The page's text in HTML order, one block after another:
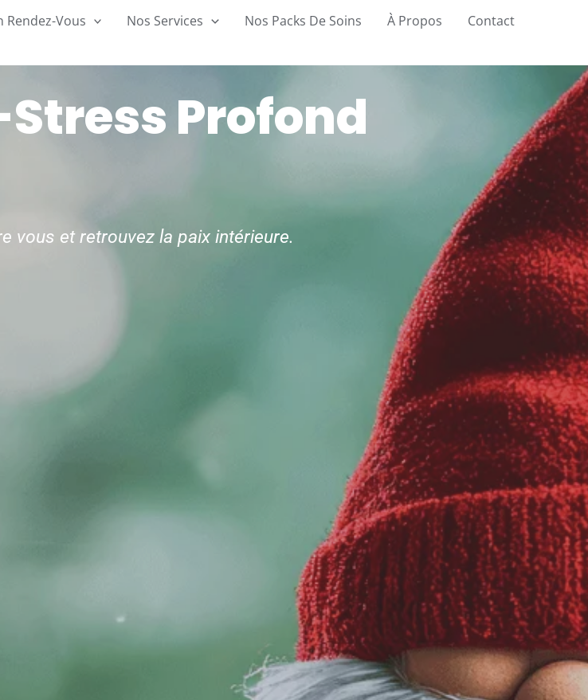
Rendez-Vous Nos Services Nos Packs De Soins À Propos
Contact
Profond
vous et retrouvez la paix intérieure.